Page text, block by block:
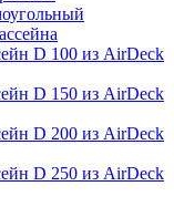
D 100 из AirDeck
D 150 из AirDeck
D 200 из AirDeck
D 250 из AirDeck